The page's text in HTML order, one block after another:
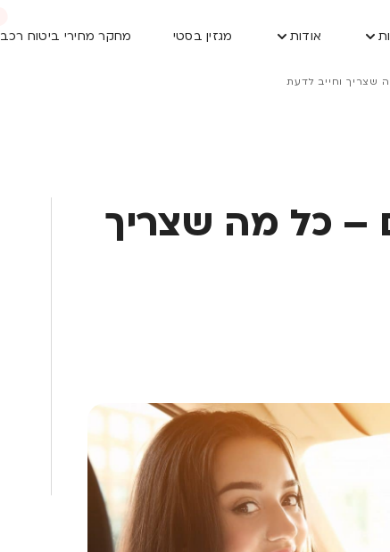
אודות מגזין בסטי מחקר מחירי ביטוח רכב
שצריך וחייב לדעת
– כל מה שצריך